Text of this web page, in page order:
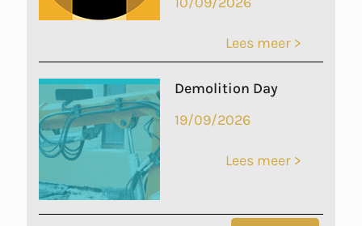
Lees meer >
Demolition Day
19/09/2026
Lees meer >